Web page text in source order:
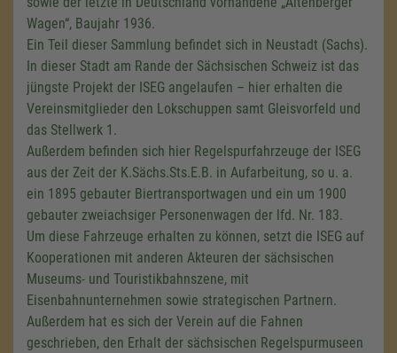
Wagen“, Baujahr 1936.
Ein Teil dieser Sammlung befindet sich in Neustadt (Sachs).
In dieser Stadt am Rande der Sächsischen Schweiz ist das
jüngste Projekt der ISEG angelaufen – hier erhalten die
Vereinsmitglieder den Lokschuppen samt Gleisvorfeld und
das Stellwerk 1.
Außerdem befinden sich hier Regelspurfahrzeuge der ISEG
aus der Zeit der K.Sächs.Sts.E.B. in Aufarbeitung, so u. a.
ein 1895 gebauter Biertransportwagen und ein um 1900
gebauter zweiachsiger Personenwagen der lfd. Nr. 183.
Um diese Fahrzeuge erhalten zu können, setzt die ISEG auf
Kooperationen mit anderen Akteuren der sächsischen
Museums- und Touristikbahnszene, mit
Eisenbahnunternehmen sowie strategischen Partnern.
Außerdem hat es sich der Verein auf die Fahnen
geschrieben, den Erhalt der sächsischen Regelspurmuseen